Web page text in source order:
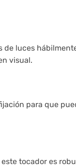
luces
visual.
para que
tocador es